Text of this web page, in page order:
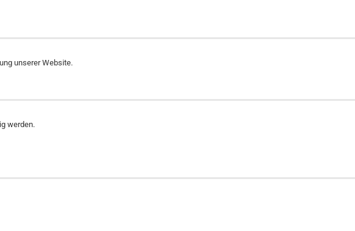
unserer Website.
werden.